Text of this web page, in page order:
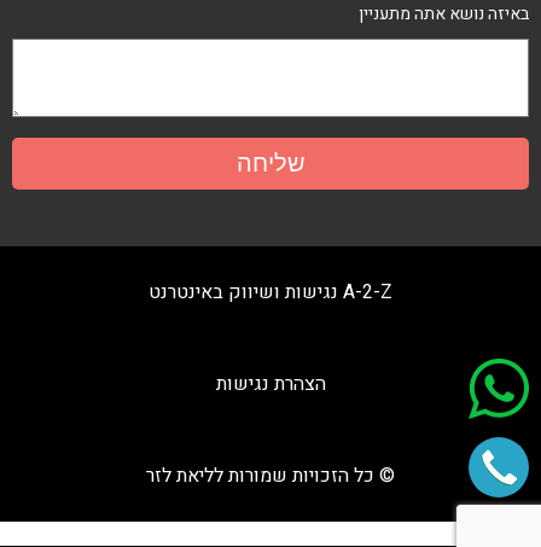
באיזה נושא אתה מתעניין
A-2-Z נגישות ושיווק באינטרנט
הצהרת נגישות
© כל הזכויות שמורות לליאת לזר